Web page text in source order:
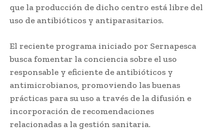
que la producción de dicho centro está libre del
uso de antibióticos y antiparasitarios.
El reciente programa iniciado por Sernapesca
busca fomentar la conciencia sobre el uso
responsable y eficiente de antibióticos y
antimicrobianos, promoviendo las buenas
prácticas para su uso a través de la difusión e
incorporación de recomendaciones
relacionadas a la gestión sanitaria.